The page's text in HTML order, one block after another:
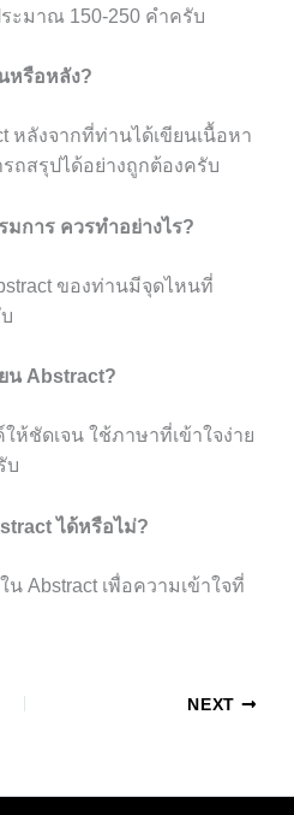
ะมาณ 150-250 คำครับ
หรือหลัง?
หลังจากที่ท่านได้เขียนเนื้อหา
ถสรุปได้อย่างถูกต้องครับ
การ ควรทำอย่างไร?
ของท่านมีจุดไหนที่
น Abstract?
ห้ชัดเจน ใช้ภาษาที่เข้าใจง่าย
บ
ได้หรือไม่?
Abstract เพื่อความเข้าใจที่
NEXT